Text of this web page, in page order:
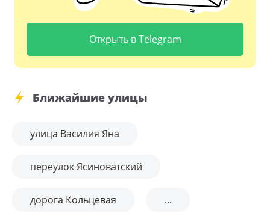
Открыть в Telegram
Ближайшие улицы
улица Василия Яна
переулок Ясиноватский
дорога Кольцевая ...